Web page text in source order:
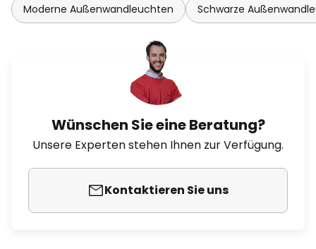
Moderne Außenwandleuchten Schwarze
Wünschen Sie eine Beratung?
Unsere Experten stehen Ihnen zur Verfügung.
Kontaktieren Sie uns